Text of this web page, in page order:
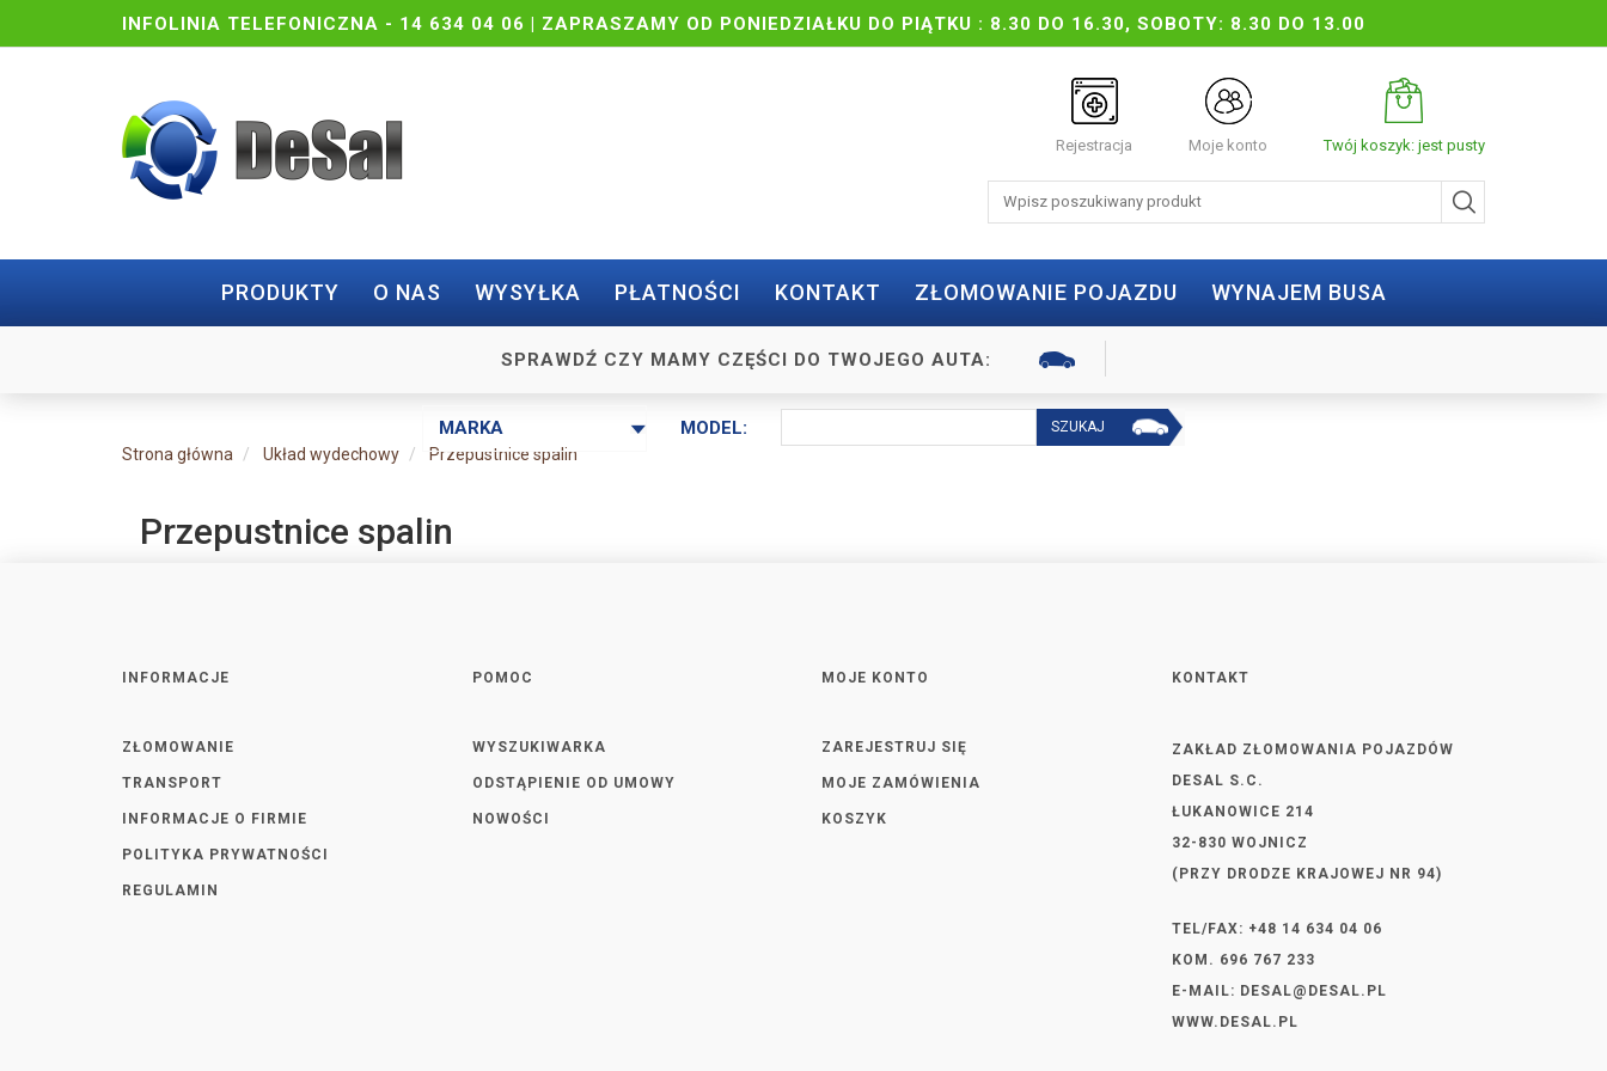
INFOLINIA TELEFONICZNA - 14 634 04 06 | ZAPRASZAMY OD PONIEDZIAŁKU DO PIĄTKU : 8.30 DO 16.30, SOBOTY: 8.30 DO 13.00
Rejestracja Moje konto Twój koszyk: jest pusty
PRODUKTY O NAS WYSYŁKA PŁATNOŚCI KONTAKT ZŁOMOWANIE POJAZDU WYNAJEM BUSA
SPRAWDŹ CZY MAMY CZĘŚCI DO TWOJEGO AUTA:
MODEL:
Strona główna Układ wydechowy Przepustnice spalin
Przepustnice spalin
INFORMACJE
ZŁOMOWANIE
TRANSPORT
INFORMACJE O FIRMIE
POLITYKA PRYWATNOŚCI
REGULAMIN
POMOC
WYSZUKIWARKA
ODSTĄPIENIE OD UMOWY
NOWOŚCI
MOJE KONTO
ZAREJESTRUJ SIĘ
MOJE ZAMÓWIENIA
KOSZYK
KONTAKT
ZAKŁAD ZŁOMOWANIA POJAZDÓW
DESAL S.C.
ŁUKANOWICE 214
32-830 WOJNICZ
(PRZY DRODZE KRAJOWEJ NR 94)
TEL/FAX: +48 14 634 04 06
KOM. 696 767 233
E-MAIL: DESAL@DESAL.PL
WWW.DESAL.PL